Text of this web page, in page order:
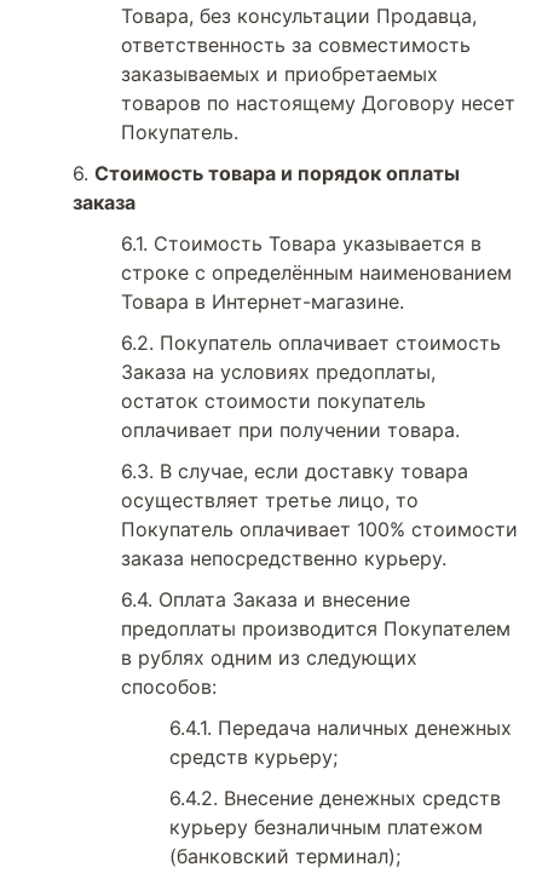
Товара, без консультации Продавца,
ответственность за совместимость
заказываемых и приобретаемых
товаров по настоящему Договору несет
Покупатель.
Стоимость товара и порядок оплаты
заказа
Стоимость Товара указывается в
строке с определённым наименованием
Товара в Интернет-магазине.
Покупатель оплачивает стоимость
Заказа на условиях предоплаты,
остаток стоимости покупатель
оплачивает при получении товара.
В случае, если доставку товара
осуществляет третье лицо, то
Покупатель оплачивает 100% стоимости
заказа непосредственно курьеру.
Оплата Заказа и внесение
предоплаты производится Покупателем
в рублях одним из следующих
способов:
Передача наличных денежных
средств курьеру;
Внесение денежных средств
курьеру безналичным платежом
(банковский терминал);